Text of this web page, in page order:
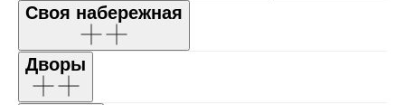
Своя набережная
Дворы